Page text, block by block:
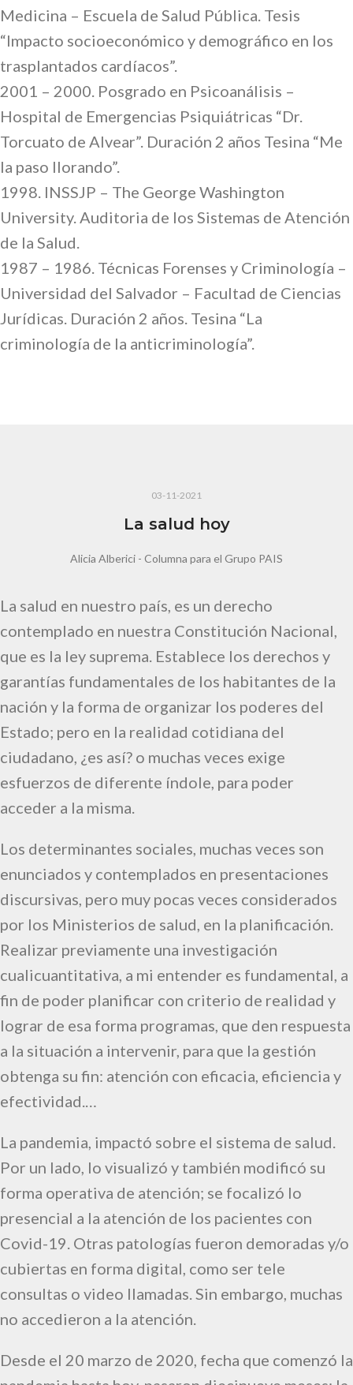
Medicina – Escuela de Salud Pública. Tesis
“Impacto socioeconómico y demográfico en los
trasplantados cardíacos”.
2001 – 2000. Posgrado en Psicoanálisis –
Hospital de Emergencias Psiquiátricas “Dr.
Torcuato de Alvear”. Duración 2 años Tesina “Me
la paso llorando”.
1998. INSSJP – The George Washington
University. Auditoria de los Sistemas de Atención
de la Salud.
1987 – 1986. Técnicas Forenses y Criminología –
Universidad del Salvador – Facultad de Ciencias
Jurídicas. Duración 2 años. Tesina “La
criminología de la anticriminología”.
03-11-2021
La salud hoy
Alicia Alberici - Columna para el Grupo PAIS
La salud en nuestro país, es un derecho
contemplado en nuestra Constitución Nacional,
que es la ley suprema. Establece los derechos y
garantías fundamentales de los habitantes de la
nación y la forma de organizar los poderes del
Estado; pero en la realidad cotidiana del
ciudadano, ¿es así? o muchas veces exige
esfuerzos de diferente índole, para poder
acceder a la misma.
Los determinantes sociales, muchas veces son
enunciados y contemplados en presentaciones
discursivas, pero muy pocas veces considerados
por los Ministerios de salud, en la planificación.
Realizar previamente una investigación
cualicuantitativa, a mi entender es fundamental, a
fin de poder planificar con criterio de realidad y
lograr de esa forma programas, que den respuesta
a la situación a intervenir, para que la gestión
obtenga su fin: atención con eficacia, eficiencia y
efectividad.…
La pandemia, impactó sobre el sistema de salud.
Por un lado, lo visualizó y también modificó su
forma operativa de atención; se focalizó lo
presencial a la atención de los pacientes con
Covid-19. Otras patologías fueron demoradas y/o
cubiertas en forma digital, como ser tele
consultas o video llamadas. Sin embargo, muchas
no accedieron a la atención.
Desde el 20 marzo de 2020, fecha que comenzó la